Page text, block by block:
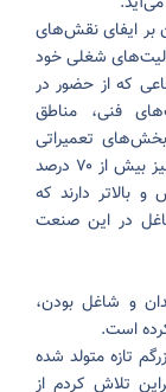
بر ایفای نقش‌های
شغلی خود
که از حضور در
فنی، مناطق
تعمیراتی
پالایشگاه‌ها و… هیچ ابایی ندارند. از نظر تحصیلی نیز بیش از ۷۰ درصد
بالاتر دارند که
در این صنعت
و شاغل بودن،
است.
تازه متولد شده
تلاش کردم از